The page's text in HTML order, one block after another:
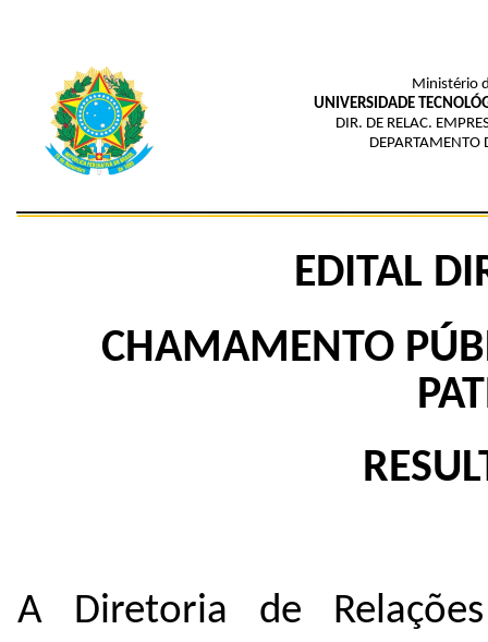
Ministério
UNIVERSIDADE
DIR. DE RELAC.
DEPARTAMENTO
EDITAL
CHAMAMENTO
A Diretoria de